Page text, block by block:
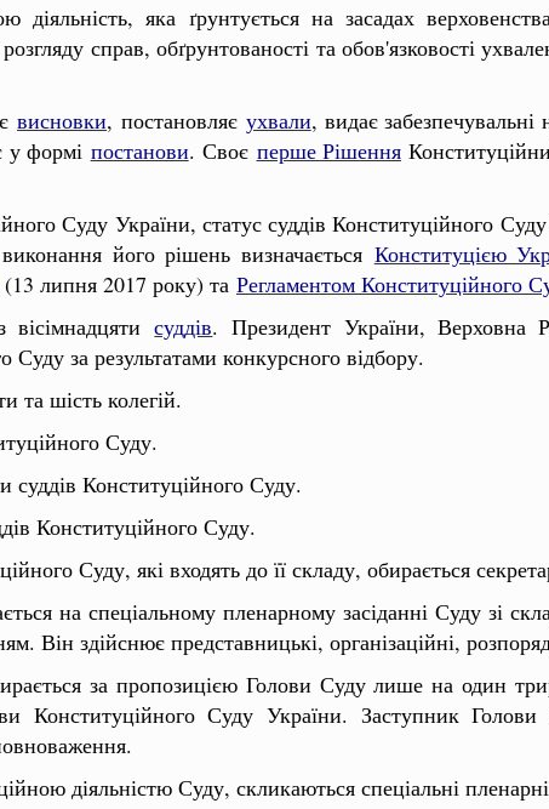
яка ґрунтується на засадах
розгляду справ, обґрунтованості та обов'язковості
висновки, постановляє ухвали, видає
у формі постанови. Своє перше Рішення
Суду України, статус суддів Конституційного
його рішень визначається Конституцією
(13 липня 2017 року) та Регламентом Конституційного
вісімнадцятисуддів. Президент України, Верховна
за результатами конкурсного відбору.
та шість колегій.
Суду.
суддів Конституційного Суду.
Конституційного Суду.
Суду, які входять до її складу, обирається
на спеціальному пленарному засіданні Суду зі
Він здійснює представницькі, організаційні,
за пропозицією Голови Суду лише на один
Конституційного Суду України. Заступник
діяльністю Суду, скликаються спеціальні